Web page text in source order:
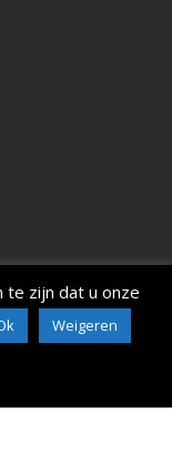
te zijn dat u onze
Weigeren